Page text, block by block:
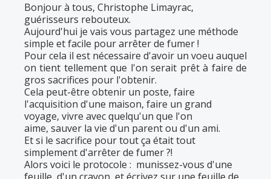
Bonjour à tous, Christophe Limayrac,
guérisseurs rebouteux.
Aujourd'hui je vais vous partagez une méthode
simple et facile pour arrêter de fumer !
Pour cela il est nécessaire d'avoir un voeu auquel
on tient tellement que l'on serait prêt à faire de
gros sacrifices pour l'obtenir.
Cela peut-être obtenir un poste, faire
l'acquisition d'une maison, faire un grand
voyage, vivre avec quelqu'un que l'on
aime, sauver la vie d'un parent ou d'un ami.
Et si le sacrifice pour tout ça était tout
simplement d'arrêter de fumer ?!
Alors voici le protocole : munissez-vous d'une